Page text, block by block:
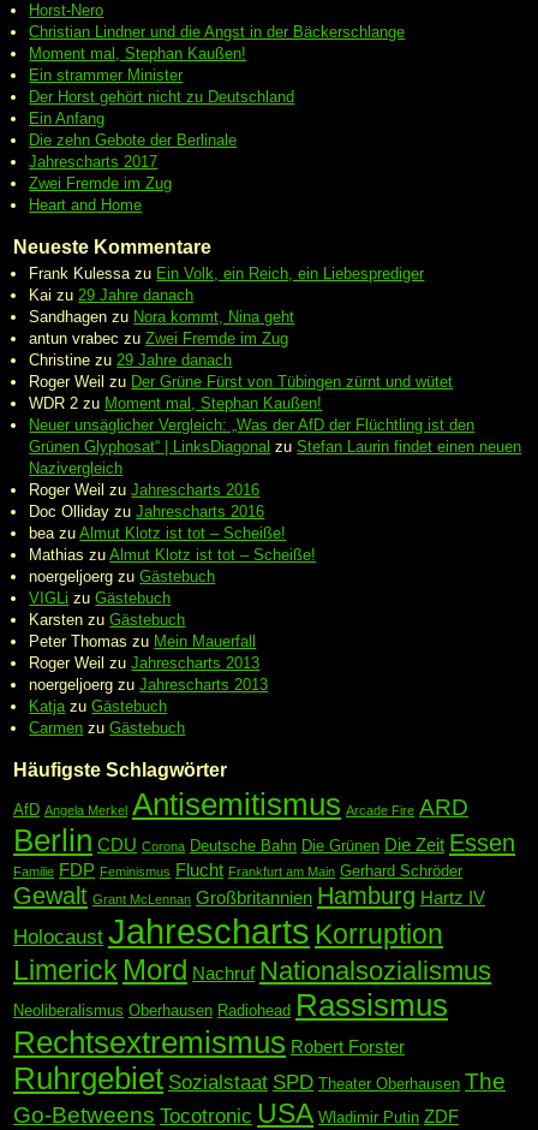
Horst-Nero
Christian Lindner und die Angst in der Bäckerschlange
Moment mal, Stephan Kaußen!
Ein strammer Minister
Der Horst gehört nicht zu Deutschland
Ein Anfang
Die zehn Gebote der Berlinale
Jahrescharts 2017
Zwei Fremde im Zug
Heart and Home
Neueste Kommentare
Frank Kulessa zu Ein Volk, ein Reich, ein Liebesprediger
Kai zu 29 Jahre danach
Sandhagen zu Nora kommt, Nina geht
antun vrabec zuZwei Fremde im Zug
Christine zu 29 Jahre danach
Roger Weil zu Der Grüne Fürst von Tübingen zürnt und wütet
WDR 2 zu Moment mal, Stephan Kaußen!
Neuer unsäglicher Vergleich: „Was der AfD der Flüchtling ist den
Grünen Glyphosat“ | LinksDiagonal zuStefan Laurin findet einen neuen
Nazivergleich
Roger Weil zuJahrescharts 2016
Doc Olliday zuJahrescharts 2016
bea zuAlmut Klotz ist tot – Scheiße!
Mathias zuAlmut Klotz ist tot – Scheiße!
noergeljoerg zuGästebuch
VIGLi zuGästebuch
Karsten zuGästebuch
Peter Thomas zu Mein Mauerfall
Roger Weil zuJahrescharts 2013
noergeljoerg zuJahrescharts 2013
Katja zuGästebuch
Carmen zuGästebuch
Häufigste Schlagwörter
AfD Angela Merkel Antisemitismus Arcade Fire ARD
Berlin CDU Corona Deutsche Bahn Die Grünen Die Zeit Essen
Familie FDP Feminismus Flucht Frankfurt am Main Gerhard Schröder
Gewalt Grant McLennan Großbritannien Hamburg Hartz IV
Holocaust Jahrescharts Korruption
Limerick Mord Nachruf Nationalsozialismus
Neoliberalismus Oberhausen Radiohead Rassismus
Rechtsextremismus Robert Forster
Ruhrgebiet Sozialstaat SPD Theater Oberhausen The
Go-Betweens Tocotronic USA Wladimir Putin ZDF